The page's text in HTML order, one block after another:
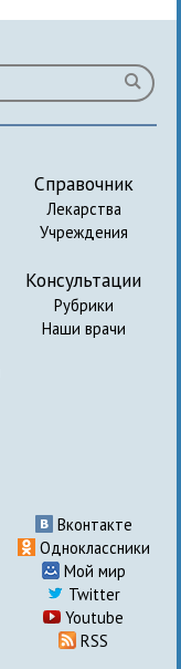
Справочник
Лекарства
Учреждения
Консультации
Рубрики
Наши врачи
Вконтакте
Одноклассники
Мой мир
Twitter
Youtube
RSS